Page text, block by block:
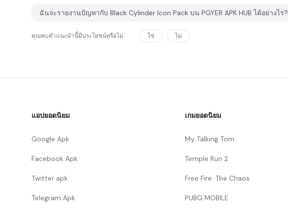
ฉันจะรายงานปัญหากับ Black Cylinder Icon Pack บน PGYER APK HUB ได้อย่างไร?
คุณพบคำแนะนำนี้มีประโยชน์หรือไม่ ใช่ ไม่
แอปยอดนิยม
Google Apk
Facebook Apk
Twitter apk
Telegram Apk
เกมยอดนิยม
My Talking Tom
Temple Run 2
Free Fire: The Chaos
PUBG MOBILE